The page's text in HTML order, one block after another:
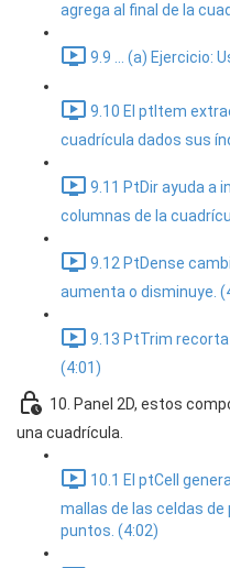
agrega al final de la
9.9 ... (a) Ejercicio:
9.10 El ptItem
cuadrícula dados sus
9.11 PtDir ayuda a
columnas de la
9.12 PtDense
aumenta o disminuye.
9.13 PtTrim
(4:01)
10. Panel 2D, estos
una cuadrícula.
10.1 El ptCell
mallas de las celdas de
puntos. (4:02)